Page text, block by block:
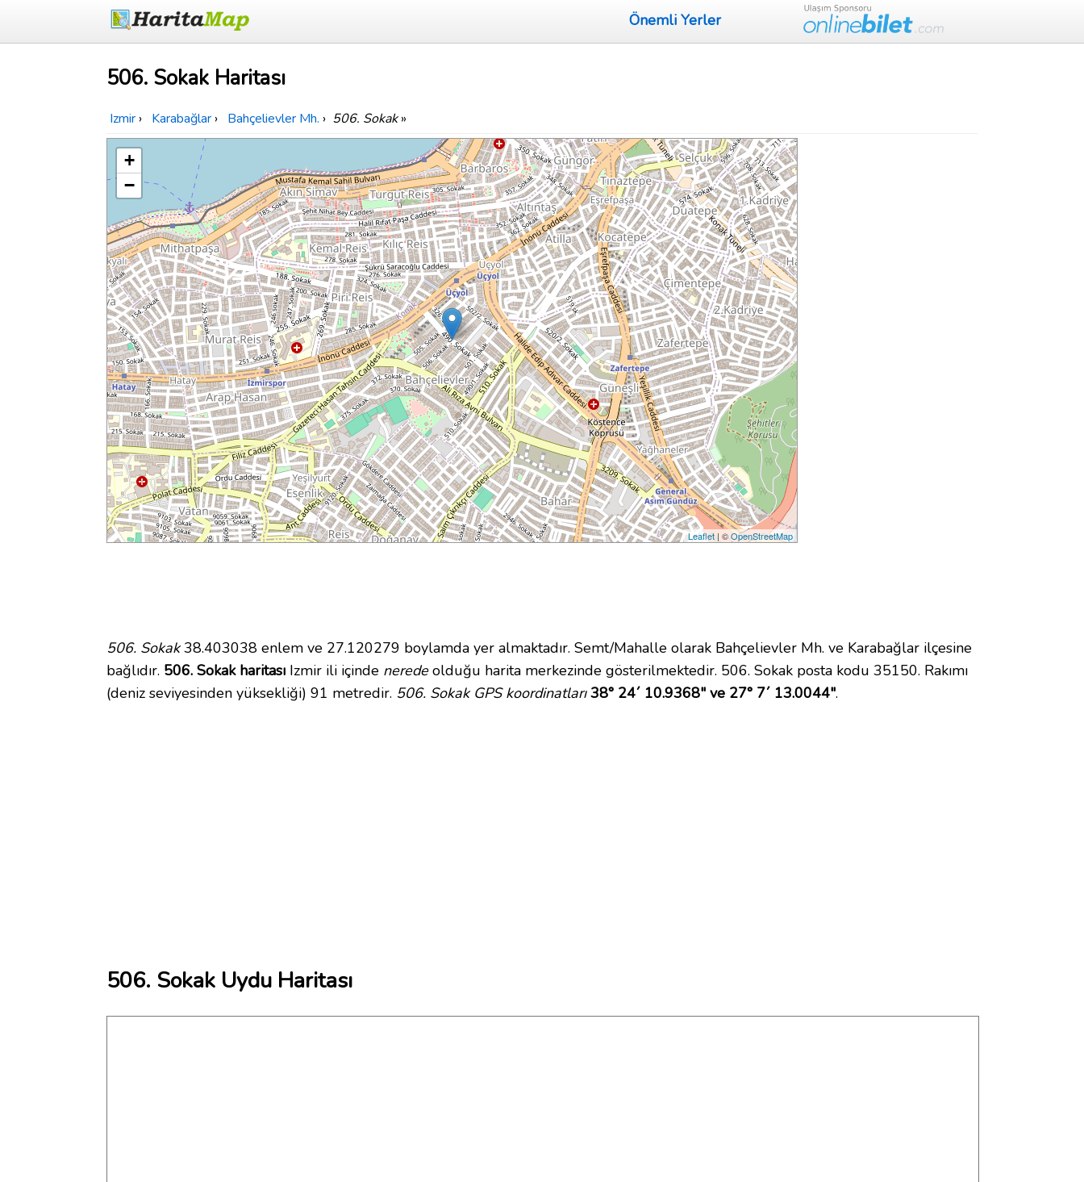
Önemli Yerler
506. Sokak Haritası
Izmir › Karabağlar › Bahçelievler Mh. › 506. Sokak»
+
−
Leaflet| ©OpenStreetMap
506. Sokak38.403038 enlem ve 27.120279 boylamda yer almaktadır. Semt/Mahalle olarak Bahçelievler Mh. ve Karabağlar ilçesine
bağlıdır. 506. Sokak haritası Izmir ili içinde neredeolduğu harita merkezinde gösterilmektedir. 506. Sokak posta kodu 35150. Rakımı
(deniz seviyesinden yüksekliği) 91 metredir. 506. Sokak GPS koordinatları 38° 24´ 10.9368" ve 27° 7´ 13.0044".
506. Sokak Uydu Haritası